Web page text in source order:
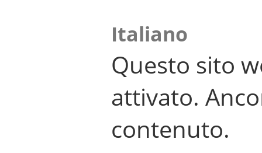
Italiano
Questo sito
attivato.
contenuto.